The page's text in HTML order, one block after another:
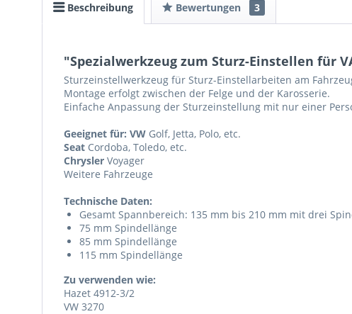
Beschreibung Bewertungen 3
"Spezialwerkzeug zum Sturz-Einstellen für
Sturzeinstellwerkzeug für Sturz-Einstellarbeiten am
Montage erfolgt zwischen der Felge und der Karosserie.
Einfache Anpassung der Sturzeinstellung mit nur einer
Geeignet für: VW Golf, Jetta, Polo, etc.
Seat Cordoba, Toledo, etc.
Chrysler Voyager
Weitere Fahrzeuge
Technische Daten:
Gesamt Spannbereich: 135 mm bis 210 mm mit drei
75 mm Spindellänge
85 mm Spindellänge
115 mm Spindellänge
Zu verwenden wie:
Hazet 4912-3/2
VW 3270